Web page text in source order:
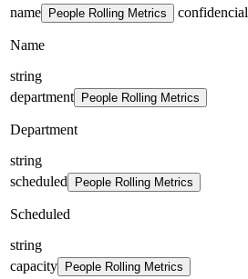
name
People Rolling Metrics confidencial
Name
string
department
People Rolling Metrics
Department
string
scheduled
People Rolling Metrics
Scheduled
string
capacity
People Rolling Metrics